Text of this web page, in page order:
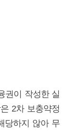
권이 작성한 실
2차 보충약정
당하지 않아 무